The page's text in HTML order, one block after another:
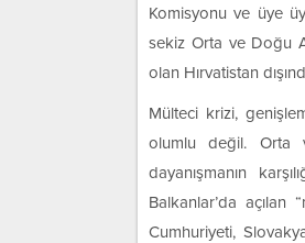
Komisyonu ve üye
sekiz Orta ve Doğu
olan Hırvatistan
Mülteci krizi,
olumlu değil. Orta
dayanışmanın
Balkanlar’da açılan
Cumhuriyeti,